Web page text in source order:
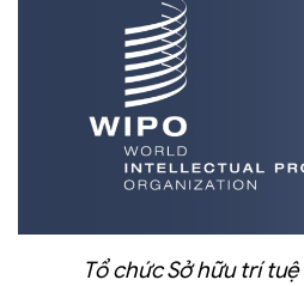
Tổ chức Sở hữu trí